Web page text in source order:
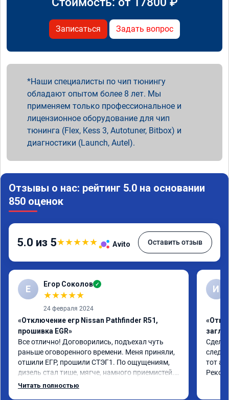
Записаться Задать вопрос
Наши специалисты по чип тюнингу
обладают опытом более 8 лет. Мы
применяем только профессиональное и
лицензионное оборудование для чип
тюнинга (Flex, Kess 3, Autotuner, Bitbox) и
диагностики (Launch, Autel).
Отзывы о нас: рейтинг 5.0 на основании
850 оценок
5.0 из 5★★★★★ Avito Оставить отзыв
Е Егор Соколов ✓
★★★★★
24 февраля 2024
«Отключение егр Nissan Pathfinder R51,
прошивка EGR»
Все отлично! Договорились, подъехал чуть
раньше оговоренного времени. Меня приняли,
отшили ЕГР, прошили СТЭГ1. По ощущениям,
дизель стал тише, мягче, намного приемистей.
Прибавка в мощности ощущается, естественно,
Читать полностью
И
тот